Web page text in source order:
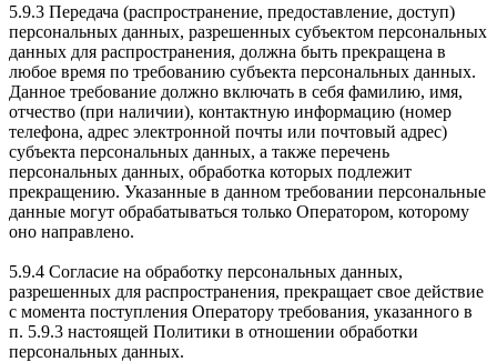
5.9.3 Передача (распространение, предоставление, доступ)
персональных данных, разрешенных субъектом персональных
данных для распространения, должна быть прекращена в
любое время по требованию субъекта персональных данных.
Данное требование должно включать в себя фамилию, имя,
отчество (при наличии), контактную информацию (номер
телефона, адрес электронной почты или почтовый адрес)
субъекта персональных данных, а также перечень
персональных данных, обработка которых подлежит
прекращению. Указанные в данном требовании персональные
данные могут обрабатываться только Оператором, которому
оно направлено.
5.9.4 Согласие на обработку персональных данных,
разрешенных для распространения, прекращает свое действие
с момента поступления Оператору требования, указанного в
п. 5.9.3 настоящей Политики в отношении обработки
персональных данных.